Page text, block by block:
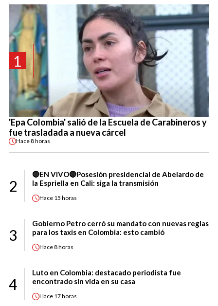
1
'Epa Colombia' salió de la Escuela de Carabineros y
fue trasladada a nueva cárcel
Hace8 horas
2
🔴EN VIVO🔴Posesión presidencial de Abelardo de
la Espriella en Cali: siga la transmisión
Hace 15 horas
3
Gobierno Petro cerró su mandato con nuevas reglas
para los taxis en Colombia: esto cambió
Hace8 horas
4
Luto en Colombia: destacado periodista fue
encontrado sin vida en su casa
Hace 17 horas